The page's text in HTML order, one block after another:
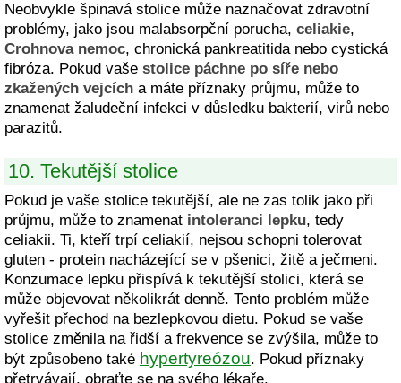
Neobvykle špinavá stolice může naznačovat zdravotní
problémy, jako jsou malabsorpční porucha, celiakie,
Crohnova nemoc, chronická pankreatitida nebo cystická
fibróza. Pokud vaše stolice páchne po síře nebo
zkažených vejcích a máte příznaky průjmu, může to
znamenat žaludeční infekci v důsledku bakterií, virů nebo
parazitů.
10. Tekutější stolice
Pokud je vaše stolice tekutější, ale ne zas tolik jako při
průjmu, může to znamenat intoleranci lepku, tedy
celiakii. Ti, kteří trpí celiakií, nejsou schopni tolerovat
gluten - protein nacházející se v pšenici, žitě a ječmeni.
Konzumace lepku přispívá k tekutější stolici, která se
může objevovat několikrát denně. Tento problém může
vyřešit přechod na bezlepkovou dietu. Pokud se vaše
stolice změnila na řidší a frekvence se zvýšila, může to
být způsobeno také hypertyreózou. Pokud příznaky
přetrvávají, obraťte se na svého lékaře.